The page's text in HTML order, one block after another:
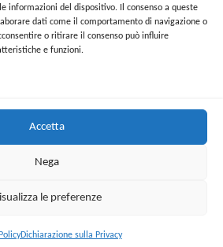
informazioni del dispositivo. Il consenso a queste
dati come il comportamento di navigazione o
o ritirare il consenso può influire
e funzioni.
Accetta
Nega
le preferenze
Dichiarazione sulla Privacy
Store